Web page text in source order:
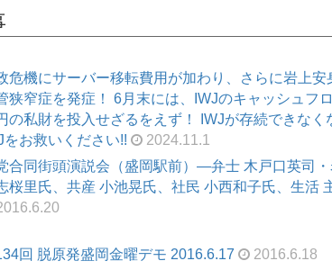
危機にサーバー移転費用が加わり、さらに岩上
狭窄症を発症！ 6月末には、IWJのキャッシュフ
の私財を投入せざるをえず！ IWJが存続できなく
をお救いください!!
2024.11.1
合同街頭演説会（盛岡駅前）―弁士 木戸口英司
桜里氏、共産 小池晃氏、社民 小西和子氏、生活
回 脱原発盛岡金曜デモ 2016.6.17 2016.6.18